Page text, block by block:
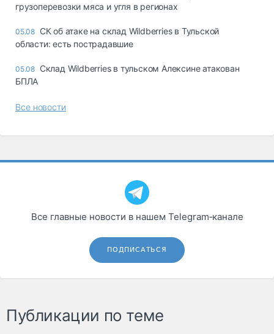
грузоперевозки мяса и угля в регионах
05.08 СК об атаке на склад Wildberries в Тульской
области: есть пострадавшие
05.08 Склад Wildberries в тульском Алексине атакован
БПЛА
Все новости
Все главные новости в нашем Telegram‑канале
ПОДПИСАТЬСЯ
Публикации по теме